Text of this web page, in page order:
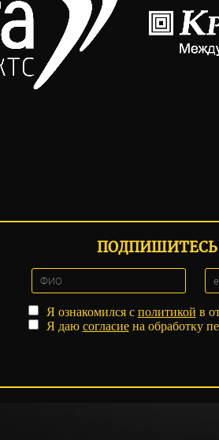
Я ознакомился с политикой в
Я даю согласиена обработку